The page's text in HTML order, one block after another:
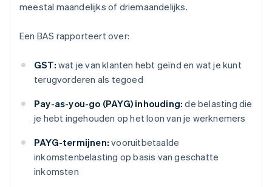
meestal maandelijks of driemaandelijks.
Een BAS rapporteert over:
GST: wat je van klanten hebt geïnd en wat je kunt
terugvorderen als tegoed
Pay-as-you-go (PAYG) inhouding: de belasting die
je hebt ingehouden op het loon van je werknemers
PAYG-termijnen: vooruitbetaalde
inkomstenbelasting op basis van geschatte
inkomsten